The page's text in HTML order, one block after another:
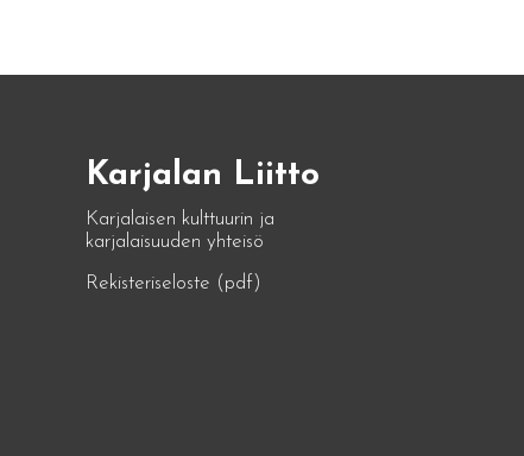
Karjalan Liitto
Karjalaisen kulttuurin ja
karjalaisuuden yhteisö
Rekisteriseloste (pdf)